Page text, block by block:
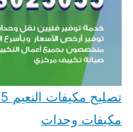
مكيفات وحدات